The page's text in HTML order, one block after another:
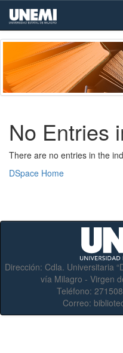
Skip
navigation
No Entries
There are no entries in the
DSpace Home
Dirección: Cdla. Universitaria
vía Milagro - Virgen
Teléfono:
Correo: